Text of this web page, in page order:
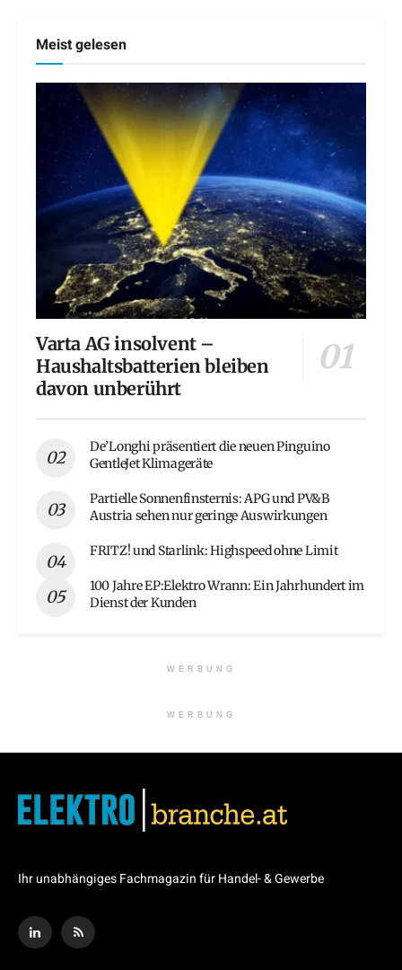
Meist gelesen
Varta AG insolvent –
Haushaltsbatterien bleiben
davon unberührt
De’Longhi präsentiert die neuen Pinguino
GentleJet Klimageräte
Partielle Sonnenfinsternis: APG und PV&B
Austria sehen nur geringe Auswirkungen
FRITZ! und Starlink: Highspeed ohne Limit
100 Jahre EP:Elektro Wrann: Ein Jahrhundert im
Dienst der Kunden
WERBUNG
WERBUNG
Ihr unabhängiges Fachmagazin für Handel- & Gewerbe